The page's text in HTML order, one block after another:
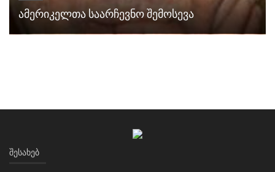
ამერიკელთა საარჩევნო შემოსევა
ᲨᲔᲡᲐᲮᲔᲑ